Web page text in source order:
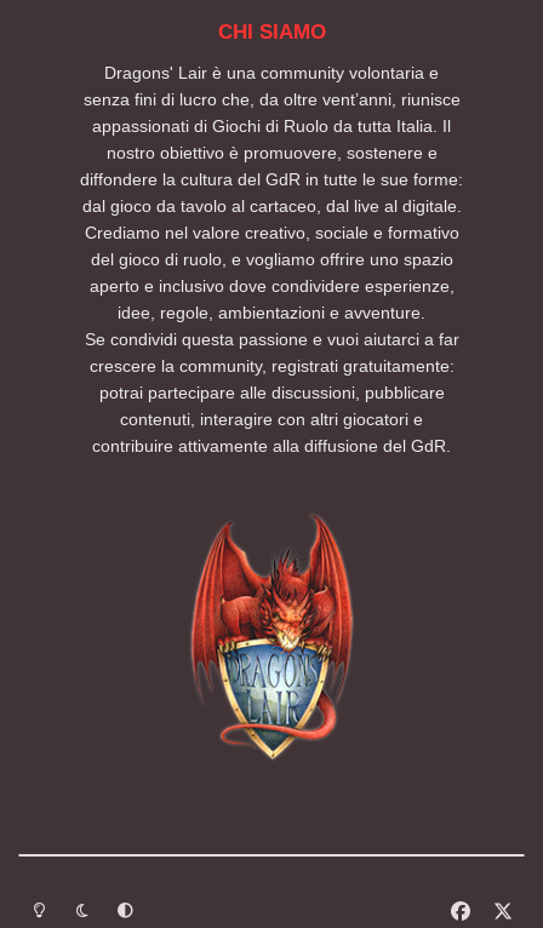
CHI SIAMO
Dragons' Lair è una community volontaria e
senza fini di lucro che, da oltre vent’anni, riunisce
appassionati di Giochi di Ruolo da tutta Italia. Il
nostro obiettivo è promuovere, sostenere e
diffondere la cultura del GdR in tutte le sue forme:
dal gioco da tavolo al cartaceo, dal live al digitale.
Crediamo nel valore creativo, sociale e formativo
del gioco di ruolo, e vogliamo offrire uno spazio
aperto e inclusivo dove condividere esperienze,
idee, regole, ambientazioni e avventure.
Se condividi questa passione e vuoi aiutarci a far
crescere la community, registrati gratuitamente:
potrai partecipare alle discussioni, pubblicare
contenuti, interagire con altri giocatori e
contribuire attivamente alla diffusione del GdR.
Modalità chiara
Modalità scuraSegui la preferenza del sistema